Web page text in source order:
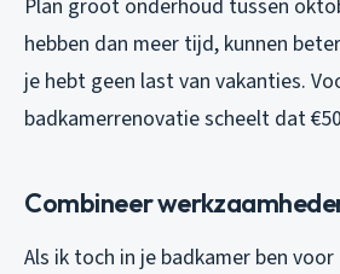
Plan groot onderhoud tussen
hebben dan meer tijd, kunnen
je hebt geen last van vakanties.
badkamerrenovatie scheelt dat
Combineer
Als ik toch in je badkamer ben